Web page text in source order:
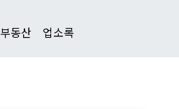
부동산 업소록